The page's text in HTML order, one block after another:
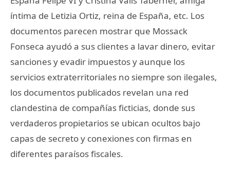
íntima de Letizia Ortiz, reina de España, etc. Los
documentos parecen mostrar que Mossack
Fonseca ayudó a sus clientes a lavar dinero, evitar
sanciones y evadir impuestos y aunque los
servicios extraterritoriales no siempre son ilegales,
los documentos publicados revelan una red
clandestina de compañías ficticias, donde sus
verdaderos propietarios se ubican ocultos bajo
capas de secreto y conexiones con firmas en
diferentes paraísos fiscales.